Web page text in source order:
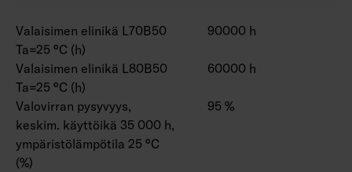
Valaisimen elinikä L70B50
Ta=25 °C (h)
90000 h
Valaisimen elinikä L80B50
Ta=25 °C (h)
60000 h
Valovirran pysyvyys,
keskim. käyttöikä 35 000 h,
ympäristölämpötila 25 °C
(%)
95 %